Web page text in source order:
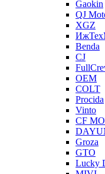
Gaokin
QJ
XGZ
Benda
CJ
OEM
COLT
Procida
Vinto
CF
Groza
GTO
Lucky